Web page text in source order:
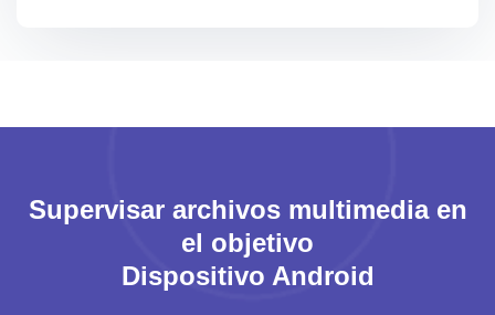
Supervisar archivos multimedia en
el objetivo
Dispositivo Android